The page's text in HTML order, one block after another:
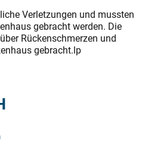
Verletzungen und mussten
gebracht werden. Die
Rückenschmerzen und
gebracht.lp